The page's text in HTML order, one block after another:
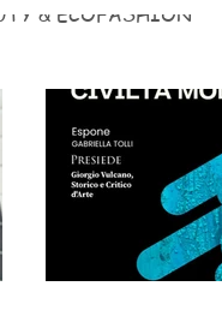
& ECOFASHION
E PREVENZIONE